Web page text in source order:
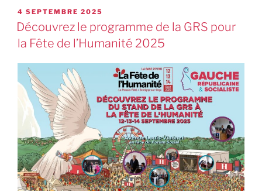
4 SEPTEMBRE 2025
Découvrez le programme de la GRS pour
la Fête de l’Humanité 2025